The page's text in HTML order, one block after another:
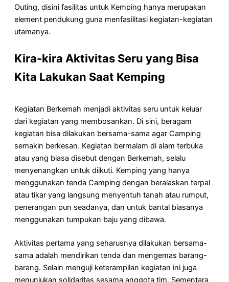
Outing, disini fasilitas untuk Kemping hanya merupakan
element pendukung guna menfasilitasi kegiatan-kegiatan
utamanya.
Kira-kira Aktivitas Seru yang Bisa
Kita Lakukan Saat Kemping
Kegiatan Berkemah menjadi aktivitas seru untuk keluar
dari kegiatan yang membosankan. Di sini, beragam
kegiatan bisa dilakukan bersama-sama agar Camping
semakin berkesan. Kegiatan bermalam di alam terbuka
atau yang biasa disebut dengan Berkemah, selalu
menyenangkan untuk diikuti. Kemping yang hanya
menggunakan tenda Camping dengan beralaskan terpal
atau tikar yang langsung menyentuh tanah atau rumput,
penerangan pun seadanya, dan untuk bantal biasanya
menggunakan tumpukan baju yang dibawa.
Aktivitas pertama yang seharusnya dilakukan bersama-
sama adalah mendirikan tenda dan mengemas barang-
barang. Selain menguji keterampilan kegiatan ini juga
menunjukan solidaritas sesama anggota tim. Sementara